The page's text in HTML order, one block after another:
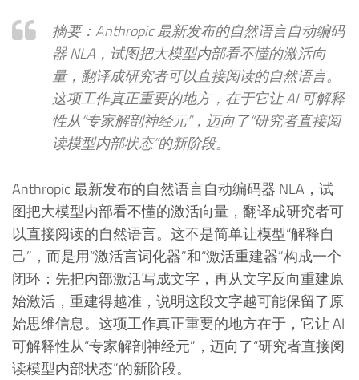
摘要：Anthropic 最新发布的自然语言自动编码
器 NLA，试图把大模型内部看不懂的激活向
量，翻译成研究者可以直接阅读的自然语言。
这项工作真正重要的地方，在于它让 AI 可解释
性从“专家解剖神经元”，迈向了“研究者直接阅
读模型内部状态”的新阶段。
Anthropic 最新发布的自然语言自动编码器 NLA，试
图把大模型内部看不懂的激活向量，翻译成研究者可
以直接阅读的自然语言。这不是简单让模型“解释自
己”，而是用“激活言词化器”和“激活重建器”构成一个
闭环：先把内部激活写成文字，再从文字反向重建原
始激活，重建得越准，说明这段文字越可能保留了原
始思维信息。这项工作真正重要的地方在于，它让 AI
可解释性从“专家解剖神经元”，迈向了“研究者直接阅
读模型内部状态”的新阶段。